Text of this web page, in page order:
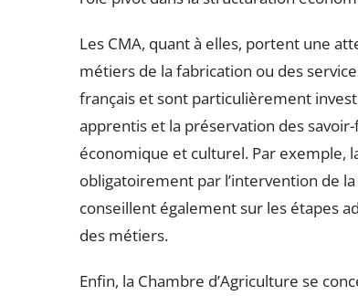
Les CMA, quant à elles, portent une
métiers de la fabrication ou des
français et sont particulièrement
apprentis et la préservation des
économique et culturel. Par exemple,
obligatoirement par l’intervention de
conseillent également sur les étapes
des métiers.
Enfin, la Chambre d’Agriculture se